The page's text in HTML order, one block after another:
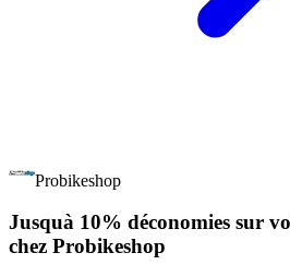
Probikeshop
Jusquà 10% déconomies sur
chez Probikeshop